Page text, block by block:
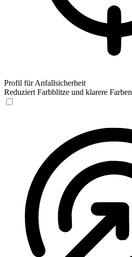
Profil für Anfallsicherheit
Reduziert Farbblitze und klarere Farben